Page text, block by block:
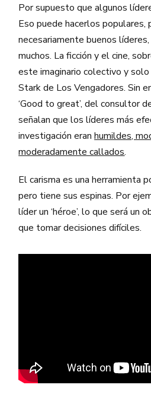
Por supuesto que algunos
Eso puede hacerlos populares,
necesariamente buenos
muchos. La ficción y el cine,
este imaginario colectivo y
Stark de Los Vengadores. Sin
‘Good to great’, del consultor
señalan que los líderes más
investigación eranhumildes,
moderadamente callados.
El carisma es una herramienta
pero tiene sus espinas. Por
líder un ‘héroe’, lo que será un
que tomar decisiones difíciles.